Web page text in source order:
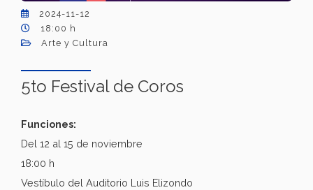
2024-11-12
18:00 h
Arte y Cultura
5to Festival de Coros
Funciones:
Del 12 al 15 de noviembre
18:00 h
Vestíbulo del Auditorio Luis Elizondo